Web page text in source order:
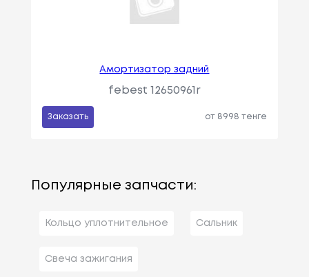
Амортизатор задний
febest 12650961r
Заказать от 8998 тенге
Популярные запчасти:
Кольцо уплотнительное Сальник
Свеча зажигания